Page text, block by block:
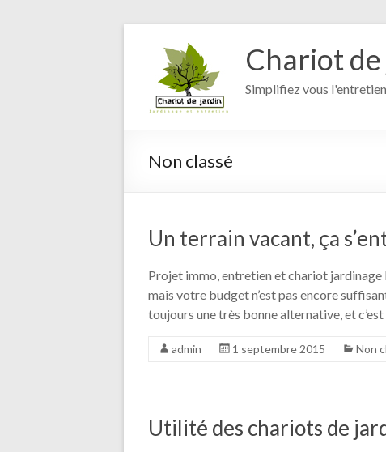
contenu
Chariot
Simplifiez vous
Non classé
Un terrain vacant, ça
Projet immo, entretien et chariot jardinage
mais votre budget n’est pas encore
toujours une très bonne alternative, et
admin 1 septembre 2015 Non
Utilité des chariots de